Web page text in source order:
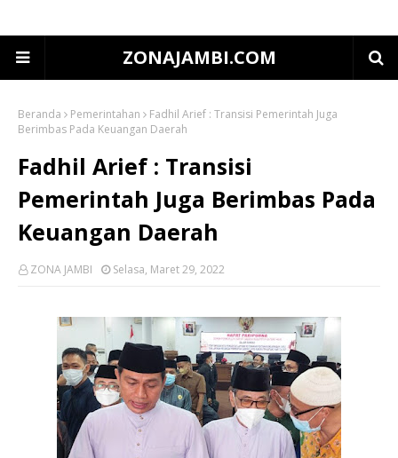
ZONAJAMBI.COM
Beranda Pemerintahan
Fadhil Arief : Transisi Pemerintah Juga
Berimbas Pada Keuangan Daerah
Fadhil Arief : Transisi
Pemerintah Juga Berimbas Pada
Keuangan Daerah
ZONA JAMBI Selasa, Maret 29, 2022